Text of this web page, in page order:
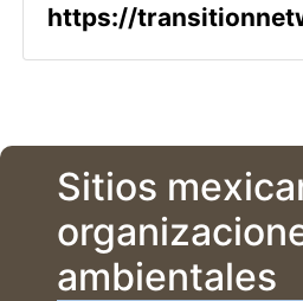
https://
Sitios
ambientales